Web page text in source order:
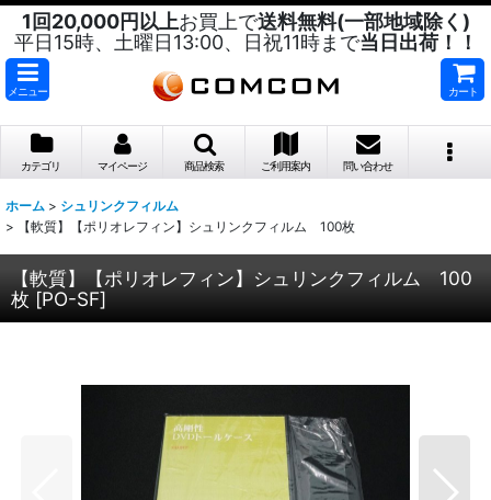
1回20,000円以上お買上で送料無料(一部地域除く)
平日15時、土曜日13:00、日祝11時まで当日出荷！！
メニュー カート
カテゴリ マイページ 商品検索 ご利用案内 問い合わせ
ホーム > シュリンクフィルム
>
【軟質】【ポリオレフィン】シュリンクフィルム 100枚
【軟質】【ポリオレフィン】シュリンクフィルム 100
枚 [PO-SF]